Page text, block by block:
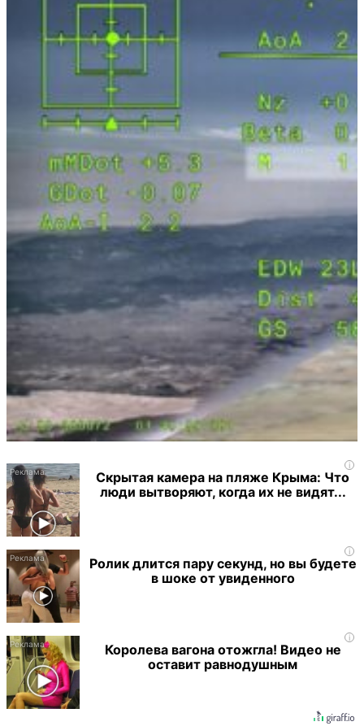
i
Скрытая камера на пляже Крыма: Что
люди вытворяют, когда их не видят...
i
Ролик длится пару секунд, но вы будете
в шоке от увиденного
i
Королева вагона отожгла! Видео не
оставит равнодушным